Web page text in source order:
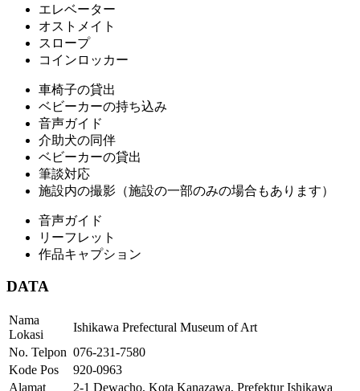
エレベーター
オストメイト
スロープ
コインロッカー
車椅子の貸出
ベビーカーの持ち込み
音声ガイド
介助犬の同伴
ベビーカーの貸出
筆談対応
施設内の撮影（施設の一部のみの場合もあります）
音声ガイド
リーフレット
作品キャプション
DATA
Nama
Lokasi
Ishikawa Prefectural Museum of Art
No. Telpon 076-231-7580
Kode Pos
920-0963
Alamat
2-1 Dewacho, Kota Kanazawa, Prefektur Ishikawa